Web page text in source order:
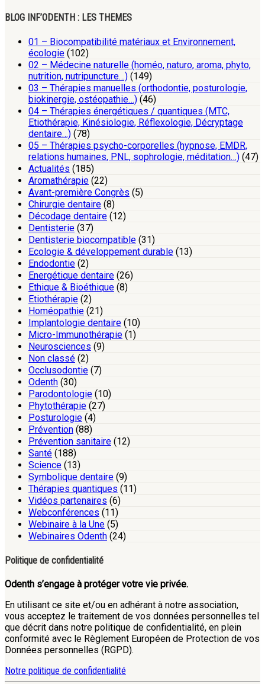
BLOG INF’ODENTH : LES THEMES
01 – Biocompatibilité matériaux et Environnement,
écologie (102)
02 – Médecine naturelle (homéo, naturo, aroma, phyto,
nutrition, nutripuncture…) (149)
03 – Thérapies manuelles (orthodontie, posturologie,
biokinergie, ostéopathie…) (46)
04 – Thérapies énergétiques / quantiques (MTC,
Etiothérapie, Kinésiologie, Réflexologie, Décryptage
dentaire…) (78)
05 – Thérapies psycho-corporelles (hypnose, EMDR,
relations humaines, PNL, sophrologie, méditation…) (47)
Actualités (185)
Aromathérapie (22)
Avant-première Congrès (5)
Chirurgie dentaire (8)
Décodage dentaire (12)
Dentisterie (37)
Dentisterie biocompatible (31)
Ecologie & développement durable (13)
Endodontie (2)
Energétique dentaire (26)
Ethique & Bioéthique (8)
Etiothérapie (2)
Homéopathie (21)
Implantologie dentaire (10)
Micro-Immunothérapie (1)
Neurosciences (9)
Non classé (2)
Occlusodontie (7)
Odenth (30)
Parodontologie (10)
Phytothérapie (27)
Posturologie (4)
Prévention (88)
Prévention sanitaire (12)
Santé (188)
Science (13)
Symbolique dentaire (9)
Thérapies quantiques (11)
Vidéos partenaires (6)
Webconférences (11)
Webinaire à la Une (5)
Webinaires Odenth (24)
Politique de confidentialité
Odenth s’engage à protéger votre vie privée.
En utilisant ce site et/ou en adhérant à notre association,
vous acceptez le traitement de vos données personnelles tel
que décrit dans notre politique de confidentialité, en plein
conformité avec le Règlement Européen de Protection de vos
Données personnelles (RGPD).
Notre politique de confidentialité